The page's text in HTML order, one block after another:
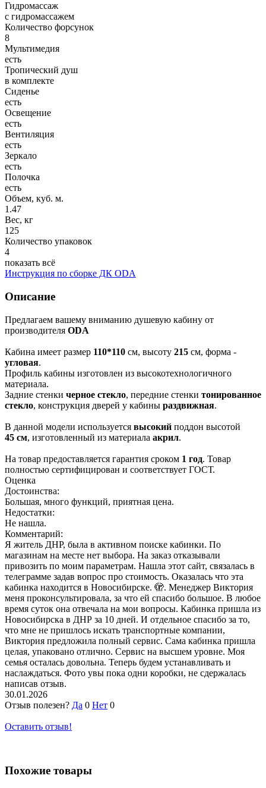
Гидромассаж
с гидромассажем
Количество форсунок
8
Мультимедия
есть
Тропический душ
в комплекте
Сиденье
есть
Освещение
есть
Вентиляция
есть
Зеркало
есть
Полочка
есть
Объем, куб. м.
1.47
Вес, кг
125
Количество упаковок
4
показать всё
Инструкция по сборке ДК ODA
Описание
Предлагаем вашему вниманию душевую кабину от
производителя ODA
Кабина имеет размер 110*110 см, высоту 215 см, форма -
угловая.
Профиль кабины изготовлен из высокотехнологичного
материала.
Задние стенки черное стекло, передние стенки тонированное
стекло, конструкция дверей у кабины раздвижная.
В данной модели используется высокий поддон высотой
45 см, изготовленный из материала акрил.
На товар предоставляется гарантия сроком 1 год. Товар
полностью сертифицирован и соответствует ГОСТ.
Оценка
Достоинства:
Большая, много функций, приятная цена.
Недостатки:
Не нашла.
Комментарий:
Я житель ДНР, была в активном поиске кабинки. По
магазинам на месте нет выбора. На заказ отказывали
привозить по моим параметрам. Нашла этот сайт, связалась в
телеграмме задав вопрос про стоимость. Оказалась что эта
кабинка находится в Новосибирске. 🫣. Менеджер Виктория
меня проконсультировала, за что ей спасибо большое. В любое
время суток она отвечала на мои вопросы. Кабинка пришла из
Новосибирска в ДНР за 10 дней. И отдельное спасибо за то,
что мне не пришлось искать транспортные компании,
Виктория предложила полный сервис. Сама кабинка пришла
целая, упаковано отлично. Сервис на высшем уровне. Моя
семья осталась довольна. Теперь будем устанавливать и
наслаждаться. Фото увы пока одни коробки, не сдержалась
написав отзыв.
30.01.2026
Отзыв полезен? Да 0 Нет 0
Оставить отзыв!
Похожие товары